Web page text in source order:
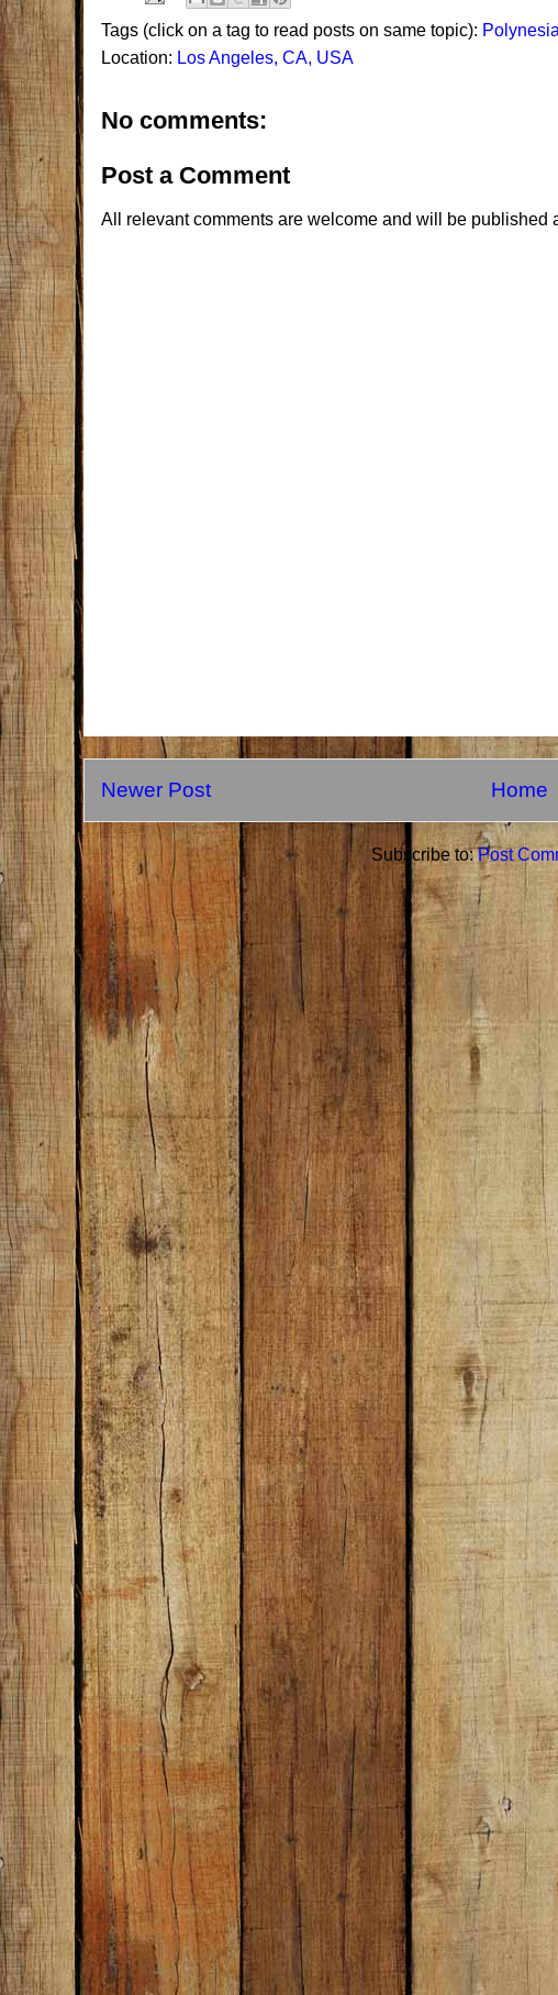
Tags (click on a tag to read posts on same topic): Polynesia
Location: Los Angeles, CA, USA
No comments:
Post a Comment
All relevant comments are welcome and will be published
Newer Post Home
Subscribe to:Post